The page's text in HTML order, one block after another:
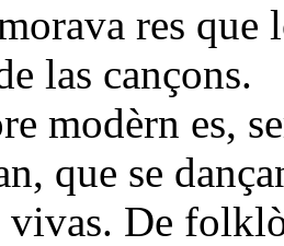
res que
las cançons.
modèrn es,
que se
vivas. De